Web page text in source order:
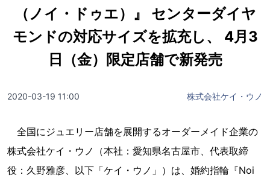
（ノイ・ドゥエ）』 センターダイヤ
モンドの対応サイズを拡充し、 4月3
日（金）限定店舗で新発売
2020-03-19 11:00 株式会社ケイ・ウノ
全国にジュエリー店舗を展開するオーダーメイド企業の
株式会社ケイ・ウノ（本社：愛知県名古屋市、代表取締
役：久野雅彦、以下「ケイ・ウノ」）は、婚約指輪『Noi